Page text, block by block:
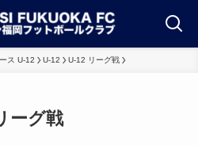
ス U-12 U-12 U-12 リーグ戦
ーグ戦